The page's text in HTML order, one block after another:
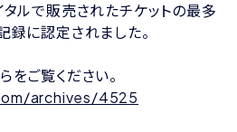
タルで販売されたチケットの最多
録に認定されました。
をご覧ください。
archives/4525